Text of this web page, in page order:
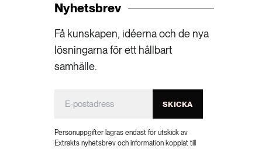
Nyhetsbrev
Få kunskapen, idéerna och de nya
lösningarna för ett hållbart
samhälle.
SKICKA
Personuppgifter lagras endast för utskick av
Extrakts nyhetsbrev och information kopplat till